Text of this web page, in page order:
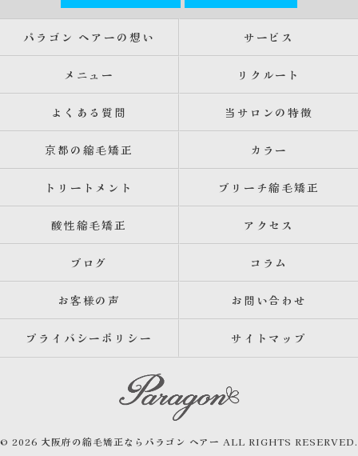
パラゴン ヘアーの想い サービス
メニュー リクルート
よくある質問 当サロンの特徴
京都の縮毛矯正 カラー
トリートメント ブリーチ縮毛矯正
酸性縮毛矯正 アクセス
ブログ コラム
お客様の声 お問い合わせ
プライバシーポリシー サイトマップ
© 2026 大阪府の縮毛矯正ならパラゴン ヘアー ALL RIGHTS RESERVED.